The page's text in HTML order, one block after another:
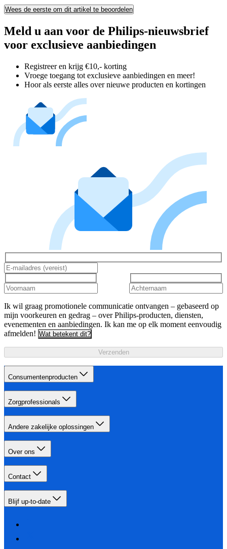
Wees de eerste om dit artikel te beoordelen
Meld u aan voor de Philips-nieuwsbrief
voor exclusieve aanbiedingen
Registreer en krijg €10,- korting
Vroege toegang tot exclusieve aanbiedingen en meer!
Hoor als eerste alles over nieuwe producten en kortingen
Ik wil graag promotionele communicatie ontvangen – gebaseerd op
mijn voorkeuren en gedrag – over Philips-producten, diensten,
evenementen en aanbiedingen. Ik kan me op elk moment eenvoudig
afmelden! Wat betekent dit?
Verzenden
Consumentenproducten
Zorgprofessionals
Andere zakelijke oplossingen
Over ons
Contact
Blijf up-to-date